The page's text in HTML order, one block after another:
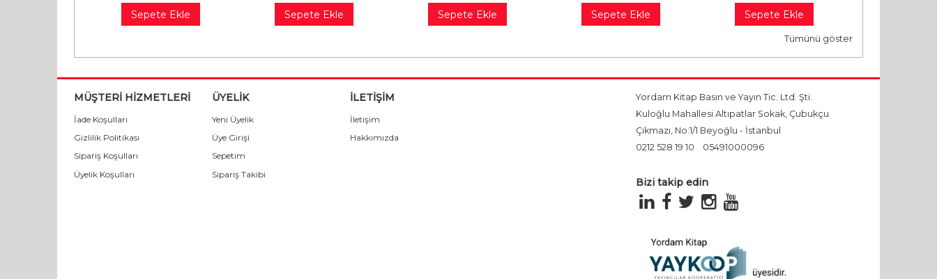
Sepete Ekle
Sepete Ekle
Sepete Ekle
Sepete Ekle
Sepete Ekle
Tümünü göster
MÜŞTERİ HİZMETLERİ
İade Koşulları
Gizlilik Politikası
Sipariş Koşulları
Üyelik Koşulları
ÜYELİK
Yeni Üyelik
Üye Girişi
Sepetim
Sipariş Takibi
İLETİŞİM
İletişim
Hakkımızda
Yordam Kitap Basın ve Yayın Tic. Ltd. Şti.
Kuloğlu Mahallesi Altıpatlar Sokak, Çubukçu
Çıkmazı, No:1/1 Beyoğlu - İstanbul
0212 528 19 10
05491000096
Bizi takip edin